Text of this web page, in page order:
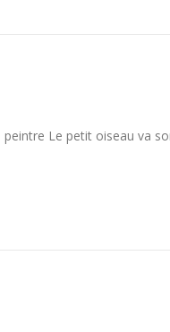
Le petit oiseau va